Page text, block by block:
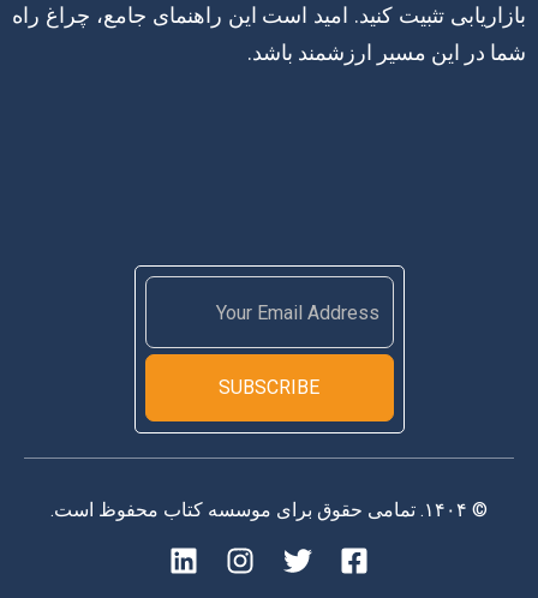
بازاریابی تثبیت کنید. امید است این راهنمای جامع، چراغ راه
شما در این مسیر ارزشمند باشد.
SUBSCRIBE
© ۱۴۰۴. تمامی حقوق برای موسسه کتاب محفوظ است.